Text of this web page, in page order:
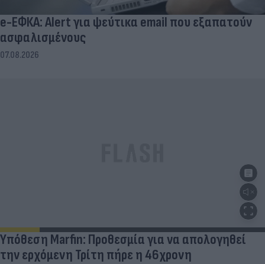
e-ΕΦΚΑ: Alert για ψεύτικα email που εξαπατούν
ασφαλισμένους
07.08.2026
Υπόθεση Marfin: Προθεσμία για να απολογηθεί
την ερχόμενη Τρίτη πήρε η 46χρονη